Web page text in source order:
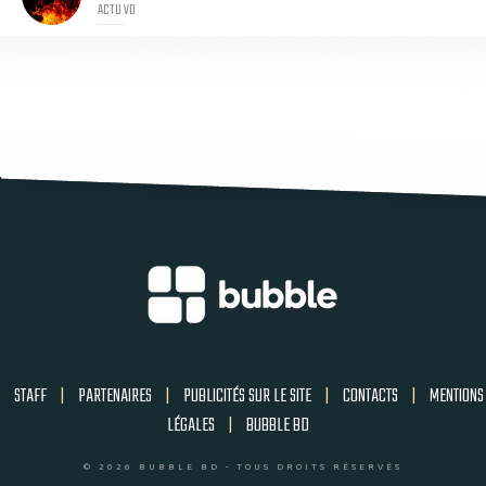
ACTU VO
STAFF | PARTENAIRES | PUBLICITÉS SUR LE SITE | CONTACTS | MENTIONS
LÉGALES | BUBBLE BD
© 2026 BUBBLE BD - TOUS DROITS RÉSERVÉS